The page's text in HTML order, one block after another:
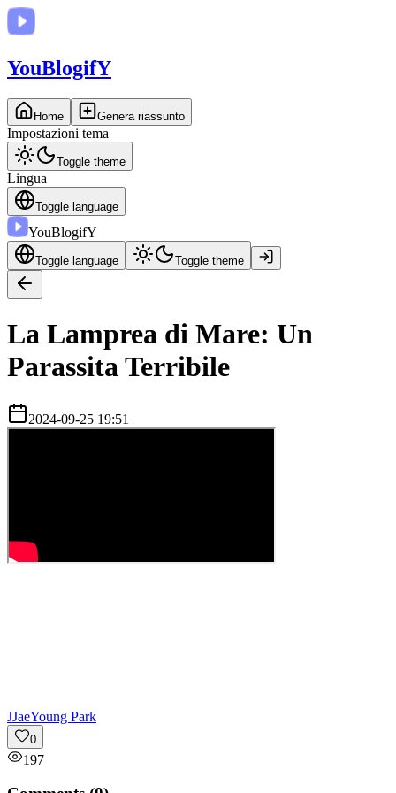
YouBlogifY
Home Genera riassunto
Impostazioni tema
Toggle theme
Lingua
Toggle language
YouBlogifY
Toggle language Toggle theme
La Lamprea di Mare: Un
Parassita Terribile
2024-09-25 19:51
JJaeYoung Park
0
197